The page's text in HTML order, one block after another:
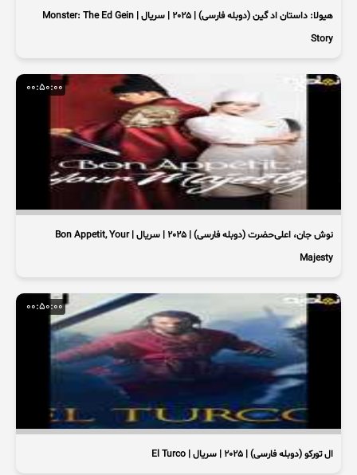
هیولا: داستان اد گین (دوبله فارسی) | 2025 | سریال | Monster: The Ed Gein
Story
00:50:00
نوش جان، اعلی‌حضرت (دوبله فارسی) | 2025 | سریال | Bon Appetit, Your
Majesty
00:50:00
ال تورکو (دوبله فارسی) | 2025 | سریال | El Turco